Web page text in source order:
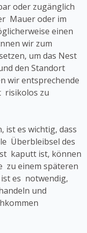
oder zugänglich
Mauer oder im
einen
wir zum
um das Nest
den Standort
wir entsprechende
risikolos zu
ist es wichtig, dass
Überbleibsel des
kaputt ist, können
zu einem späteren
es notwendig,
und